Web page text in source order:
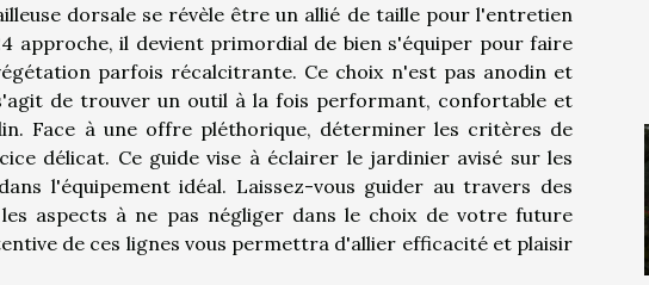
dorsale se révèle être un allié de taille pour l'entretien
approche, il devient primordial de bien s'équiper pour faire
parfois récalcitrante. Ce choix n'est pas anodin et
de trouver un outil à la fois performant, confortable et
Face à une offre pléthorique, déterminer les critères de
délicat. Ce guide vise à éclairer le jardinier avisé sur les
l'équipement idéal. Laissez-vous guider au travers des
aspects à ne pas négliger dans le choix de votre future
de ces lignes vous permettra d'allier efficacité et plaisir